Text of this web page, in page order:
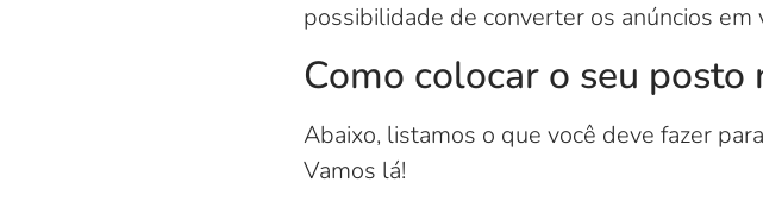
possibilidade de converter os anúncios em
Como colocar o seu posto
Abaixo, listamos o que você deve fazer
Vamos lá!